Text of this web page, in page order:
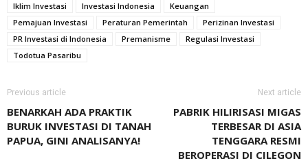
Iklim Investasi
Investasi Indonesia
Keuangan
Pemajuan Investasi
Peraturan Pemerintah
Perizinan Investasi
PR Investasi di Indonesia
Premanisme
Regulasi Investasi
Todotua Pasaribu
Previous article
BENARKAH ADA PRAKTIK
BURUK INVESTASI DI TANAH
PAPUA, GINI ANALISANYA!
Next article
PABRIK HILIRISASI MIGAS
TERBESAR DI ASIA
TENGGARA RESMI
BEROPERASI DI CILEGON